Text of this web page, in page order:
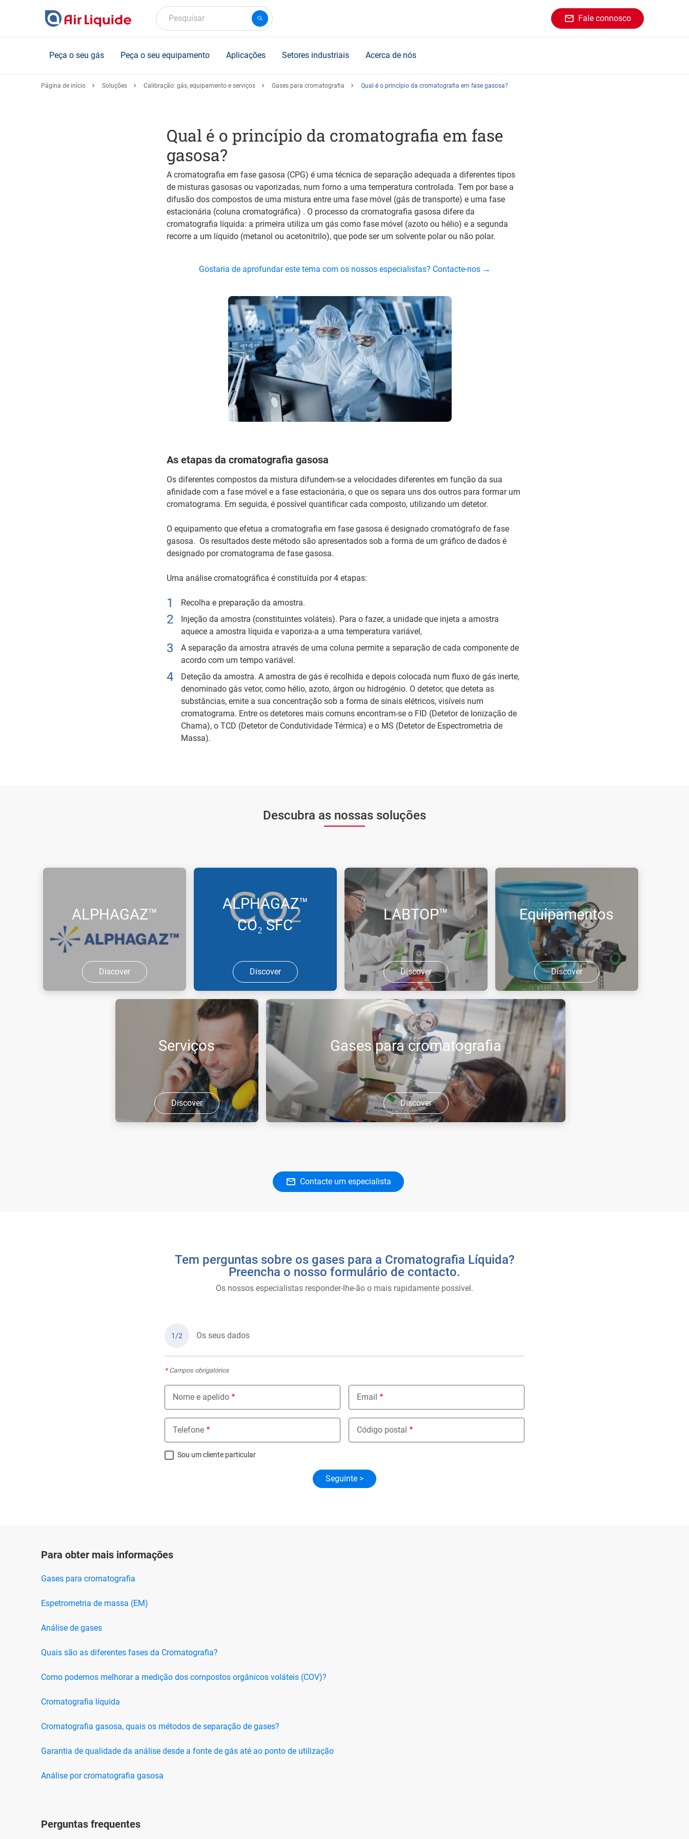
Pesquisar Fale connosco
Peça o seu gás Peça o seu equipamento Aplicações Setores industriais Acerca de nós
Página de início Soluções Calibração: gás, equipamento e serviços Gases para cromatografia Qual é o princípio da cromatografia em fase gasosa?
Qual é o princípio da cromatografia em fase
gasosa?
A cromatografia em fase gasosa (CPG) é uma técnica de separação adequada a diferentes tipos
de misturas gasosas ou vaporizadas, num forno a uma temperatura controlada. Tem por base a
difusão dos compostos de uma mistura entre uma fase móvel (gás de transporte) e uma fase
estacionária (coluna cromatográfica) . O processo da cromatografia gasosa difere da
cromatografia líquida: a primeira utiliza um gás como fase móvel (azoto ou hélio) e a segunda
recorre a um líquido (metanol ou acetonitrilo), que pode ser um solvente polar ou não polar.
Gostaria de aprofundar este tema com os nossos especialistas? Contacte-nos →
As etapas da cromatografia gasosa
Os diferentes compostos da mistura difundem-se a velocidades diferentes em função da sua
afinidade com a fase móvel e a fase estacionária, o que os separa uns dos outros para formar um
cromatograma. Em seguida, é possível quantificar cada composto, utilizando um detetor.
O equipamento que efetua a cromatografia em fase gasosa é designado cromatógrafo de fase
gasosa. Os resultados deste método são apresentados sob a forma de um gráfico de dados é
designado por cromatograma de fase gasosa.
Uma análise cromatográfica é constituída por 4 etapas:
Recolha e preparação da amostra.
Injeção da amostra (constituintes voláteis). Para o fazer, a unidade que injeta a amostra
aquece a amostra líquida e vaporiza-a a uma temperatura variável,
A separação da amostra através de uma coluna permite a separação de cada componente de
acordo com um tempo variável.
Deteção da amostra. A amostra de gás é recolhida e depois colocada num fluxo de gás inerte,
denominado gás vetor, como hélio, azoto, árgon ou hidrogénio. O detetor, que deteta as
substâncias, emite a sua concentração sob a forma de sinais elétricos, visíveis num
cromatograma. Entre os detetores mais comuns encontram-se o FID (Detetor de Ionização de
Chama), o TCD (Detetor de Condutividade Térmica) e o MS (Detetor de Espectrometria de
Massa).
Descubra as nossas soluções
ALPHAGAZ™
Discover
Gases especiais e misturas de
ALPHAGAZ™
CO₂ SFC
Discover
Gás para cromatografia de fase
supercrítica
LABTOP™
Discover
Nova geração de botijas com
válvula reguladora integrada.
Equipamentos
Discover
Equipamentos de aplicação.
Serviços
Discover
Gases para cromatografia
Discover
Contacte um especialista
Tem perguntas sobre os gases para a Cromatografia Líquida?
Preencha o nosso formulário de contacto.
Os nossos especialistas responder-lhe-ão o mais rapidamente possível.
1/2 Os seus dados
*Campos obrigatórios
Nome e apelido Email
Telefone Código postal
Sou um cliente particular
Para obter mais informações
Gases para cromatografia
Espetrometria de massa (EM)
Análise de gases
Quais são as diferentes fases da Cromatografia?
Como podemos melhorar a medição dos compostos orgânicos voláteis (COV)?
Cromatografia líquida
Cromatografia gasosa, quais os métodos de separação de gases?
Garantia de qualidade da análise desde a fonte de gás até ao ponto de utilização
Análise por cromatografia gasosa
Perguntas frequentes